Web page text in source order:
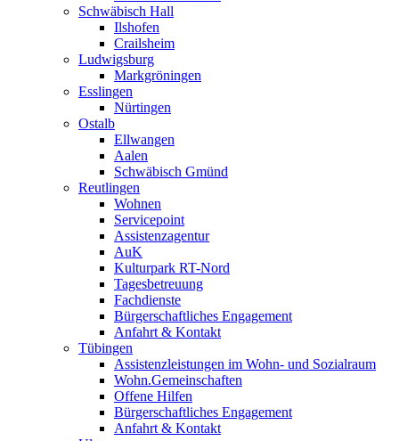
Schwäbisch Hall
Ilshofen
Crailsheim
Ludwigsburg
Markgröningen
Esslingen
Nürtingen
Ostalb
Ellwangen
Aalen
Schwäbisch Gmünd
Reutlingen
Wohnen
Servicepoint
Assistenzagentur
AuK
Kulturpark RT-Nord
Tagesbetreuung
Fachdienste
Bürgerschaftliches Engagement
Anfahrt & Kontakt
Tübingen
Assistenzleistungen im Wohn- und Sozialraum
Wohn.Gemeinschaften
Offene Hilfen
Bürgerschaftliches Engagement
Anfahrt & Kontakt